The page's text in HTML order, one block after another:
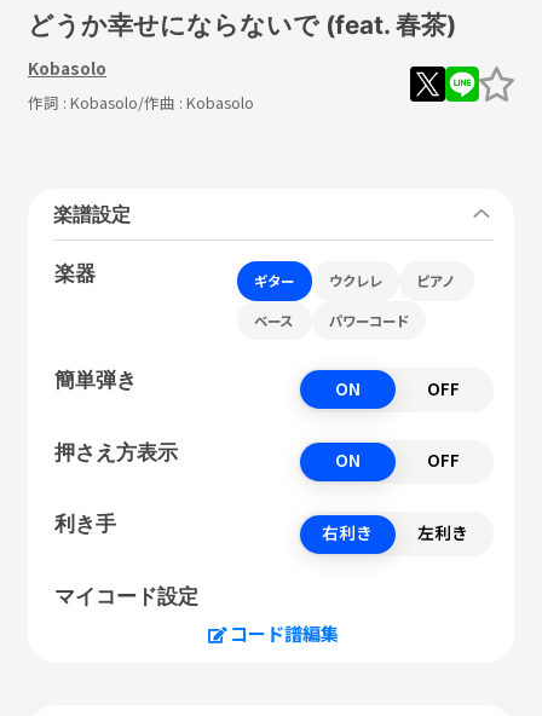
どうか幸せにならないで (feat. 春茶)
Kobasolo
作詞 : Kobasolo/作曲 : Kobasolo
楽譜設定
楽器 ギター ウクレレ ピアノ
ベース パワーコード
簡単弾き ON OFF
押さえ方表示 ON OFF
利き手 右利き 左利き
マイコード設定
コード譜編集